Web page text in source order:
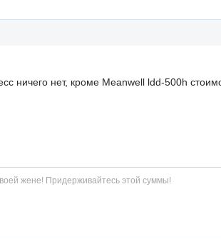
ничего нет, кроме Meanwell ldd-500h
жене! Придерживайтесь этой суммы!